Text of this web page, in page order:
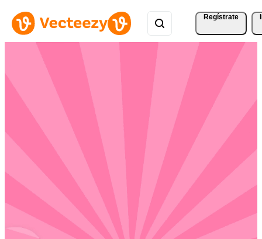
Regístrate